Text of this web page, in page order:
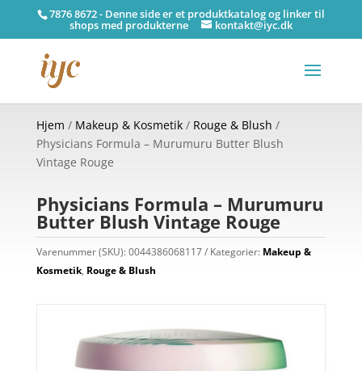
7876 8672 - Denne side er et produktkatalog og linker til
shops med produkterne kontakt@iyc.dk
Hjem / Makeup & Kosmetik/ Rouge & Blush /
Physicians Formula – Murumuru Butter Blush
Vintage Rouge
Physicians Formula – Murumuru
Butter Blush Vintage Rouge
Varenummer (SKU):0044386068117 Kategorier: Makeup &
Kosmetik, Rouge & Blush